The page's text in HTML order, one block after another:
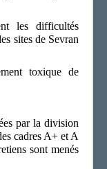
les difficultés
sites de Sevran
toxique de
par la division
cadres A+ et A
sont menés